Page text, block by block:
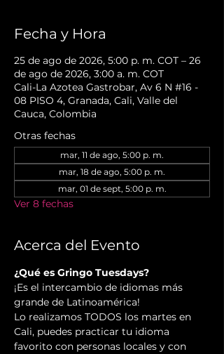
Fecha y Hora
25 de ago de 2026, 5:00 p. m. COT – 26
de ago de 2026, 3:00 a. m. COT
Cali-La Azotea Gastrobar, Av 6 N #16 -
08 PISO 4, Granada, Cali, Valle del
Cauca, Colombia
Otras fechas
mar, 11 de ago, 5:00 p. m.
mar, 18 de ago, 5:00 p. m.
mar, 01 de sept, 5:00 p. m.
Ver 8 fechas
Acerca del Evento
¿Qué es Gringo Tuesdays?
¡Es el intercambio de idiomas más
grande de Latinoamérica!
Lo realizamos TODOS los martes en
Cali, puedes practicar tu idioma
favorito con personas locales y con